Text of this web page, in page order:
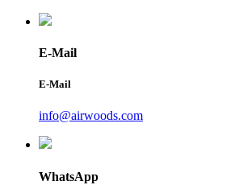
E-Mail
E-Mail
info@airwoods.com
WhatsApp